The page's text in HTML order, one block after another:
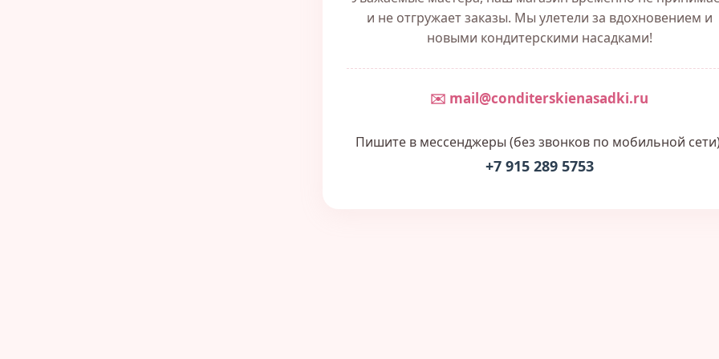
и не отгружает заказы. Мы улетели за вдохновением и
новыми кондитерскими насадками!
✉️ mail@conditerskienasadki.ru
Пишите в мессенджеры (без звонков по мобильной
+7 915 289 5753